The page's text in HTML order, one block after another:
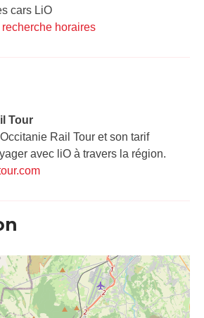
cars LiO
horaires
Tour​
Rail Tour et son tarif
avec liO à travers la région.